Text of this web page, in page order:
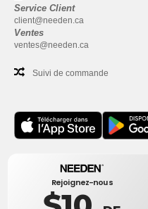
Service Client
client@needen.ca
Ventes
ventes@needen.ca
Suivi de commande
Bureau
One Dundas Street West Suite 2500
Toronto, Ontario, M5G 1Z3
Rejoignez-nous